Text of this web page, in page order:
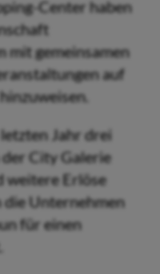
Center haben
mit gemeinsamen
auf
Jahr drei
City Galerie
weitere Erlöse
Unternehmen
für einen